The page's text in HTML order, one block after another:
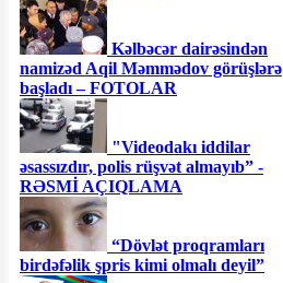
Kəlbəcər dairəsindən
namizəd Aqil Məmmədov görüşlərə
başladı – FOTOLAR
"Videodakı iddilar
əsassızdır, polis rüşvət almayıb” -
RƏSMİ AÇIQLAMA
“Dövlət proqramları
birdəfəlik şpris kimi olmalı deyil”